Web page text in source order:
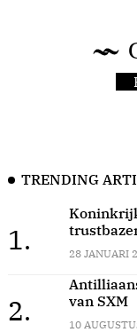
TRENDING
1. 28 JANUARI
2.
van SXM
10